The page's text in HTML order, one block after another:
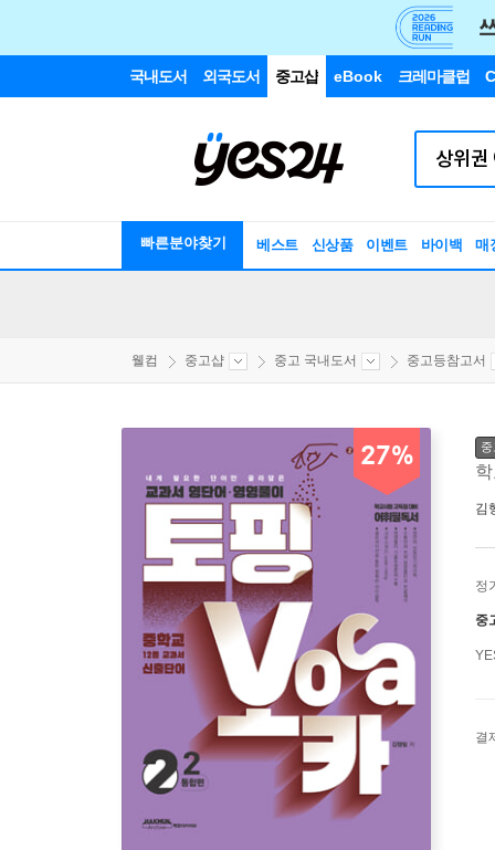
국내도서 외국도서 중고샵 eBook 크레마클럽
빠른분야찾기 베스트 신상품 이벤트 바이백 매
웰컴 중고샵 중고 국내도서 중고등참고서
27%
김
정
중
결